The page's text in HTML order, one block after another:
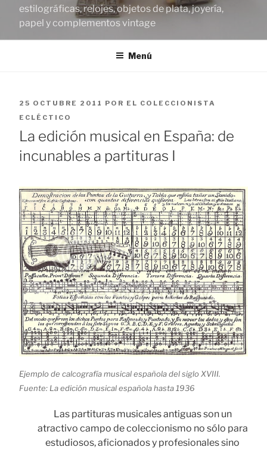
estilográficas, relojes, objetos de plata, joyería,
papel y complementos vintage
Menú
PUBLICADO
EL
25 OCTUBRE 2011 POR EL COLECCIONISTA
ECLÉCTICO
La edición musical en España: de
incunables a partituras I
Ejemplo de calcografía musical española del siglo XVIII.
Fuente: La edición musical española hasta 1936
Las partituras musicales antiguas son un
atractivo campo de coleccionismo no sólo para
estudiosos, aficionados y profesionales sino